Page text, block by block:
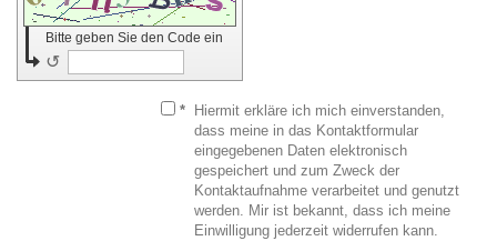
Bitte geben Sie den Code ein
↺
*
Hiermit erkläre ich mich einverstanden,
dass meine in das Kontaktformular
eingegebenen Daten elektronisch
gespeichert und zum Zweck der
Kontaktaufnahme verarbeitet und genutzt
werden. Mir ist bekannt, dass ich meine
Einwilligung jederzeit widerrufen kann.